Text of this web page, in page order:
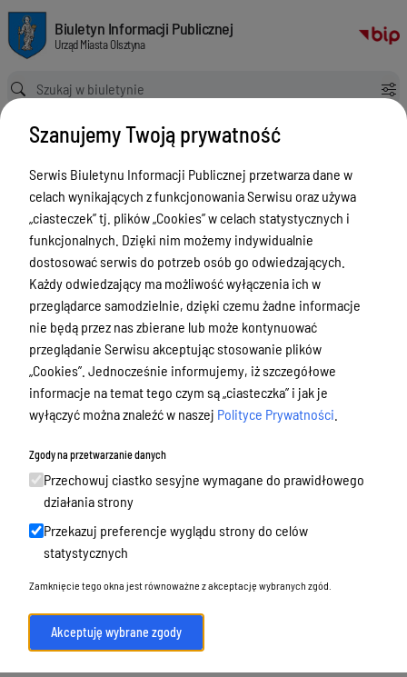
Klauzula informacyjna - monitoring wizyjny
Biuletyn Informacji Publicznej Urząd Miasta Olsztyna
Biuletyn Informacji Publicznej
Urząd Miasta Olsztyna
Ścieżka powrotu
Strona główna Klauzula informacyjna - monitoring wizyjny
Klauzula informacyjna -
monitoring wizyjny
Menu Przedmiotowe
ZAŁATWIANIE SPRAW
Ogłoszenia
Bezpieczeństwo
Urodzenia, małżeństwa, zgony,
meldunek, dowód, komunikacja,
działalność, alkohol
Budżet, finanse i majątek
Podatki i opłaty, umorzenia, ulgi i
dotacje
Urbanistyka, architektura i zabytki
Geodezja, sprzedaż, dzierżawa
nieruchomości
Środowisko
Strategie, programy, plany
Szanujemy Twoją prywatność
Serwis Biuletynu Informacji Publicznej przetwarza dane w
celach wynikających z funkcjonowania Serwisu oraz używa
„ciasteczek” tj. plików „Cookies” w celach statystycznych i
funkcjonalnych. Dzięki nim możemy indywidualnie
dostosować serwis do potrzeb osób go odwiedzających.
Każdy odwiedzający ma możliwość wyłączenia ich w
przeglądarce samodzielnie, dzięki czemu żadne informacje
nie będą przez nas zbierane lub może kontynuować
przeglądanie Serwisu akceptując stosowanie plików
„Cookies”. Jednocześnie informujemy, iż szczegółowe
informacje na temat tego czym są „ciasteczka” i jak je
wyłączyć można znaleźć w naszej Polityce Prywatności
Zgody na przetwarzanie danych
Przechowuj ciastko sesyjne wymagane do prawidłowego
działania strony
Przekazuj preferencje wyglądu strony do celów
statystycznych
Zamknięcie tego okna jest równoważne z akceptację wybranych zgód.
Akceptuję wybrane zgody